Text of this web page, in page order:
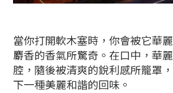
當你打開軟木塞時，你會被它華
麝香的香氣所驚奇。在口中，華
腔，隨後被清爽的銳利感所籠罩
下一種美麗和諧的回味。